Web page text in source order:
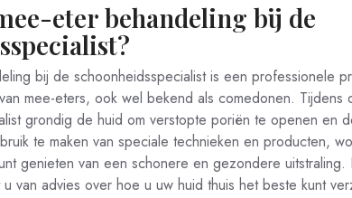
eter behandeling bij de
bij de schoonheidsspecialist is een professionele
mee-eters, ook wel bekend als comedonen. Tijdens
grondig de huid om verstopte poriën te openen en
te maken van speciale technieken en producten,
genieten van een schonere en gezondere uitstraling.
van advies over hoe u uw huid thuis het beste kunt